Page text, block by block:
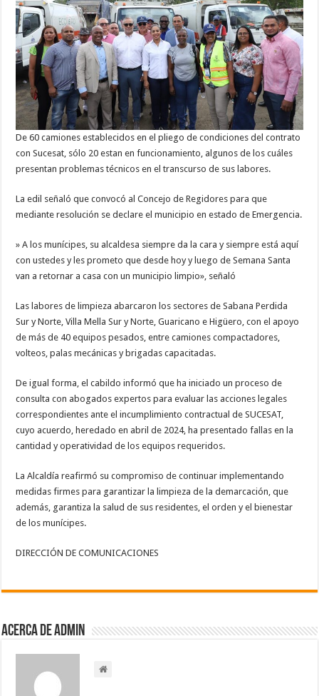
De 60 camiones establecidos en el pliego de condiciones del contrato
con Sucesat, sólo 20 estan en funcionamiento, algunos de los cuáles
presentan problemas técnicos en el transcurso de sus labores.
La edil señaló que convocó al Concejo de Regidores para que
mediante resolución se declare el municipio en estado de Emergencia.
» A los munícipes, su alcaldesa siempre da la cara y siempre está aquí
con ustedes y les prometo que desde hoy y luego de Semana Santa
van a retornar a casa con un municipio limpio», señaló
Las labores de limpieza abarcaron los sectores de Sabana Perdida
Sur y Norte, Villa Mella Sur y Norte, Guaricano e Higüero, con el apoyo
de más de 40 equipos pesados, entre camiones compactadores,
volteos, palas mecánicas y brigadas capacitadas.
De igual forma, el cabildo informó que ha iniciado un proceso de
consulta con abogados expertos para evaluar las acciones legales
correspondientes ante el incumplimiento contractual de SUCESAT,
cuyo acuerdo, heredado en abril de 2024, ha presentado fallas en la
cantidad y operatividad de los equipos requeridos.
La Alcaldía reafirmó su compromiso de continuar implementando
medidas firmes para garantizar la limpieza de la demarcación, que
además, garantiza la salud de sus residentes, el orden y el bienestar
de los munícipes.
DIRECCIÓN DE COMUNICACIONES
Acerca de admin